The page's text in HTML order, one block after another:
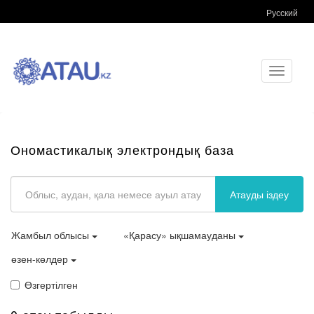
Русский
Toggle
Ономастикалық электрондық база
Атауды іздеу
Жамбыл облысы
«Қарасу» ықшамауданы
өзен-көлдер
Өзгертілген